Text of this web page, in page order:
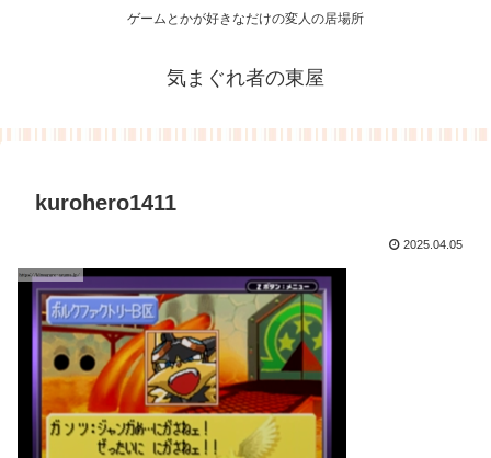
ゲームとかが好きなだけの変人の居場所
気まぐれ者の東屋
kurohero1411
2025.04.05